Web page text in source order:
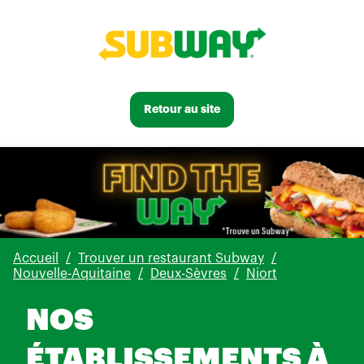
Retour au site
Accueil
Trouver un restaurant Subway
Nouvelle-Aquitaine
Deux-Sèvres Niort
NOS